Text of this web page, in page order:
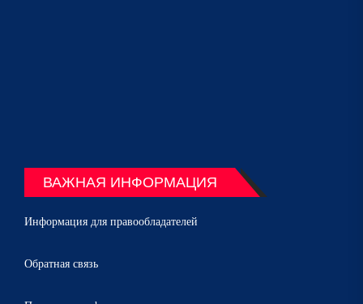
ВАЖНАЯ ИНФОРМАЦИЯ
Информация для правообладателей
Обратная связь